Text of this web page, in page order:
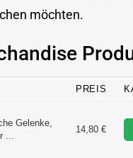
möchten.
PREIS
Gelenke,
...
14,80 €